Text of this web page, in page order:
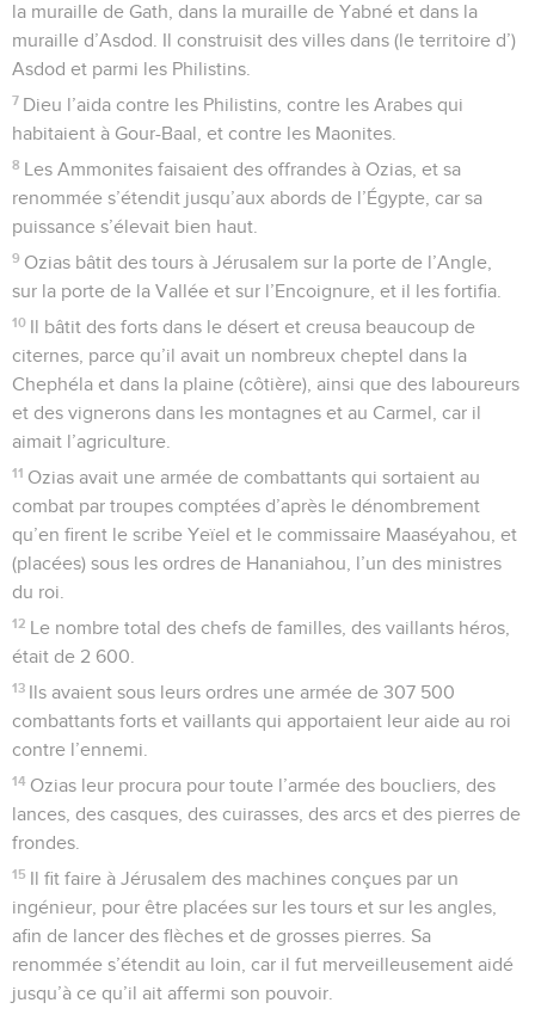
la muraille de Gath, dans la muraille de Yabné et dans la
muraille d’Asdod. Il construisit des villes dans (le territoire d’)
Asdod et parmi les Philistins.
7 Dieu l’aida contre les Philistins, contre les Arabes qui
habitaient à Gour-Baal, et contre les Maonites.
8 Les Ammonites faisaient des offrandes à Ozias, et sa
renommée s’étendit jusqu’aux abords de l’Égypte, car sa
puissance s’élevait bien haut.
9 Ozias bâtit des tours à Jérusalem sur la porte de l’Angle,
sur la porte de la Vallée et sur l’Encoignure, et il les fortifia.
10 Il bâtit des forts dans le désert et creusa beaucoup de
citernes, parce qu’il avait un nombreux cheptel dans la
Chephéla et dans la plaine (côtière), ainsi que des laboureurs
et des vignerons dans les montagnes et au Carmel, car il
aimait l’agriculture.
11 Ozias avait une armée de combattants qui sortaient au
combat par troupes comptées d’après le dénombrement
qu’en firent le scribe Yeïel et le commissaire Maaséyahou, et
(placées) sous les ordres de Hananiahou, l’un des ministres
du roi.
12 Le nombre total des chefs de familles, des vaillants héros,
était de 2 600.
13 Ils avaient sous leurs ordres une armée de 307 500
combattants forts et vaillants qui apportaient leur aide au roi
contre l’ennemi.
14 Ozias leur procura pour toute l’armée des boucliers, des
lances, des casques, des cuirasses, des arcs et des pierres de
frondes.
15 Il fit faire à Jérusalem des machines conçues par un
ingénieur, pour être placées sur les tours et sur les angles,
afin de lancer des flèches et de grosses pierres. Sa
renommée s’étendit au loin, car il fut merveilleusement aidé
jusqu’à ce qu’il ait affermi son pouvoir.